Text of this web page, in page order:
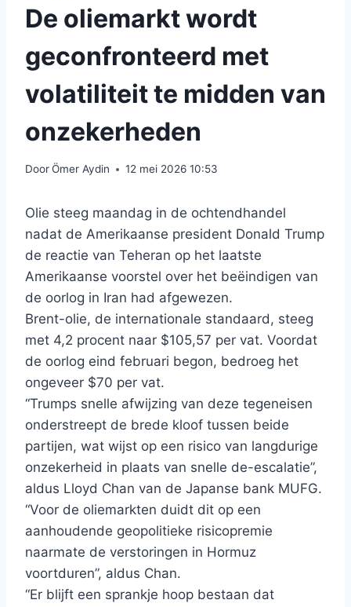
De oliemarkt wordt
geconfronteerd met
volatiliteit te midden van
onzekerheden
DoorÖmer Aydin 12 mei 2026 10:53
Olie steeg maandag in de ochtendhandel
nadat de Amerikaanse president Donald Trump
de reactie van Teheran op het laatste
Amerikaanse voorstel over het beëindigen van
de oorlog in Iran had afgewezen.
Brent-olie, de internationale standaard, steeg
met 4,2 procent naar $105,57 per vat. Voordat
de oorlog eind februari begon, bedroeg het
ongeveer $70 per vat.
“Trumps snelle afwijzing van deze tegeneisen
onderstreept de brede kloof tussen beide
partijen, wat wijst op een risico van langdurige
onzekerheid in plaats van snelle de-escalatie”,
aldus Lloyd Chan van de Japanse bank MUFG.
“Voor de oliemarkten duidt dit op een
aanhoudende geopolitieke risicopremie
naarmate de verstoringen in Hormuz
voortduren”, aldus Chan.
“Er blijft een sprankje hoop bestaan ​​dat